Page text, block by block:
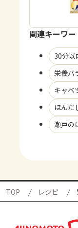
関連キーワー
30分以
栄養バ
キャベ
ほんだ
瀬戸の
TOP レシピ